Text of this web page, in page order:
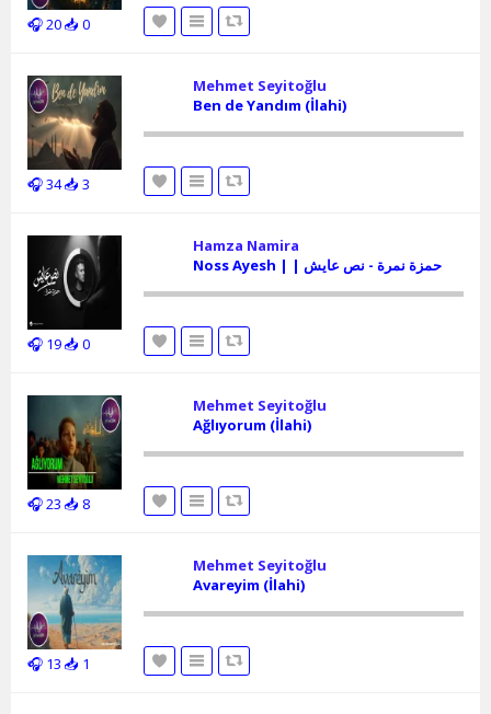
🎧 20📥 0
🎧 34📥 3
Mehmet Seyitoğlu
Ben de Yandım (İlahi)
🎧 19📥 0
Hamza Namira
Noss Ayesh | | حمزة نمرة - نص عايش
🎧 23 📥 8
Mehmet Seyitoğlu
Ağlıyorum (İlahi)
🎧 13 📥 1
Mehmet Seyitoğlu
Avareyim (İlahi)